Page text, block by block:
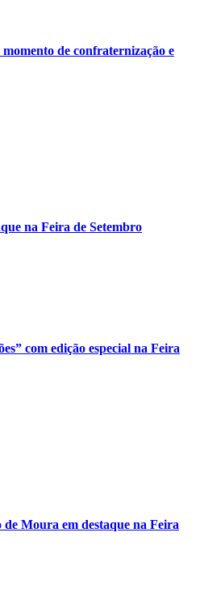
de confraternização e
na Feira de Setembro
com edição especial na Feira
Moura em destaque na Feira